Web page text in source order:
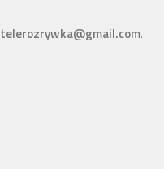
telerozrywka@gmail.com.